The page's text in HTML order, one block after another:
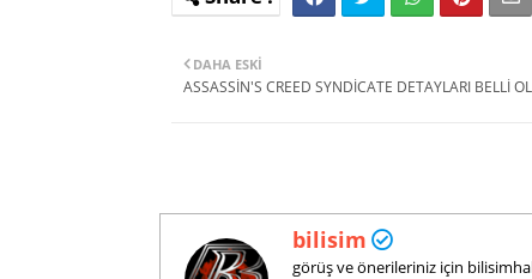
DAHA ESKI
ASSASSİN'S CREED SYNDİCATE DETAYLARI BELLİ
bilisim
görüş ve önerileriniz için